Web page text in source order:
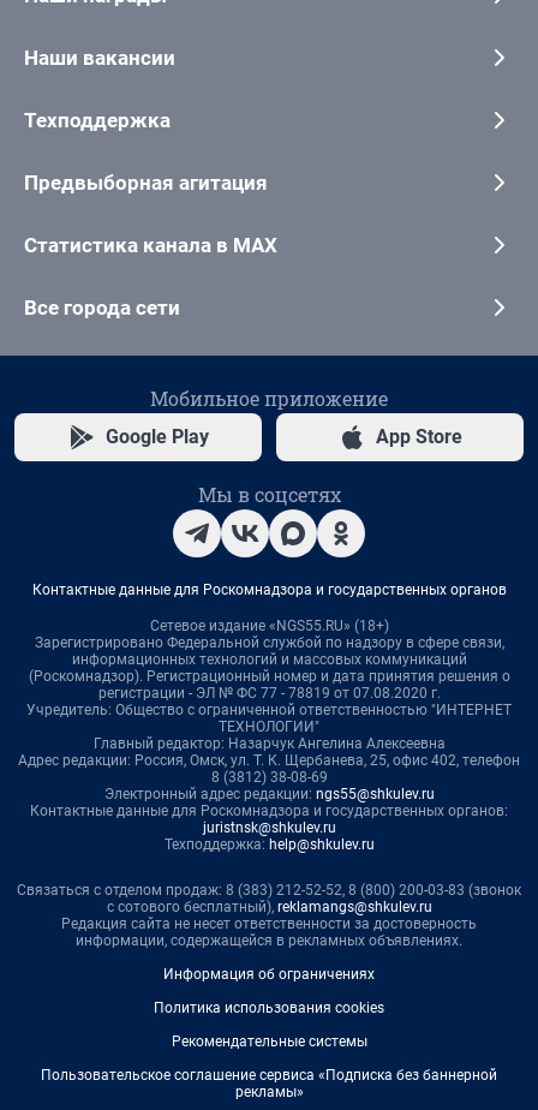
Наши вакансии
Техподдержка
Предвыборная агитация
Статистика канала в MAX
Все города сети
Мобильное приложение
Google Play App Store
Мы в соцсетях
Контактные данные для Роскомнадзора и государственных органов
Сетевое издание «NGS55.RU» (18+)
Зарегистрировано Федеральной службой по надзору в сфере связи,
информационных технологий и массовых коммуникаций
(Роскомнадзор). Регистрационный номер и дата принятия решения о
регистрации - ЭЛ № ФС 77 - 78819 от 07.08.2020 г.
Учредитель: Общество с ограниченной ответственностью "ИНТЕРНЕТ
ТЕХНОЛОГИИ"
Главный редактор: Назарчук Ангелина Алексеевна
Адрес редакции: Россия, Омск, ул. Т. К. Щербанева, 25, офис 402, телефон
8 (3812) 38-08-69
Электронный адрес редакции: ngs55@shkulev.ru
Контактные данные для Роскомнадзора и государственных органов:
juristnsk@shkulev.ru
Техподдержка: help@shkulev.ru
Связаться с отделом продаж: 8 (383) 212-52-52, 8 (800) 200-03-83 (звонок
с сотового бесплатный), reklamangs@shkulev.ru
Редакция сайта не несет ответственности за достоверность
информации, содержащейся в рекламных объявлениях.
Информация об ограничениях
Политика использования cookies
Рекомендательные системы
Пользовательское соглашение сервиса «Подписка без баннерной
рекламы»